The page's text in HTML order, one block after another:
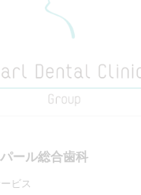
ール総合歯科
ビス